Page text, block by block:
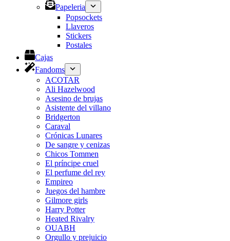
Papeleria
Popsockets
Llaveros
Stickers
Postales
Cajas
Fandoms
ACOTAR
Ali Hazelwood
Asesino de brujas
Asistente del villano
Bridgerton
Caraval
Crónicas Lunares
De sangre y cenizas
Chicos Tommen
El príncipe cruel
El perfume del rey
Empireo
Juegos del hambre
Gilmore girls
Harry Potter
Heated Rivalry
OUABH
Orgullo y prejuicio